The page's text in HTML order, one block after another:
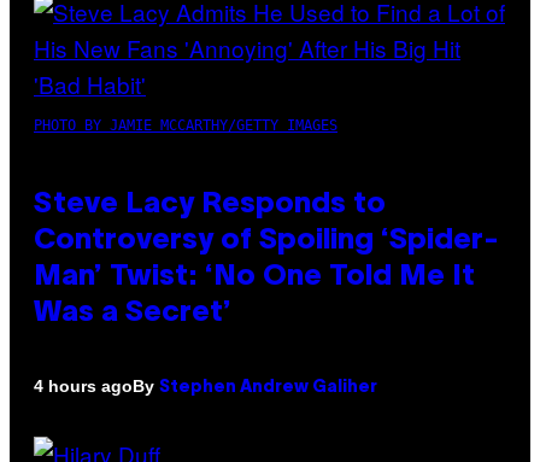
PHOTO BY JAMIE MCCARTHY/GETTY IMAGES
Steve Lacy Responds to
Controversy of Spoiling ‘Spider-
Man’ Twist: ‘No One Told Me It
Was a Secret’
4 hours agoBy Stephen Andrew Galiher